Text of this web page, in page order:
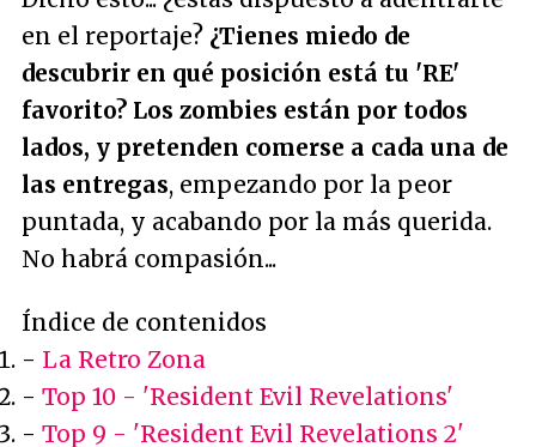
en el reportaje? ¿Tienes miedo de
descubrir en qué posición está tu 'RE'
favorito? Los zombies están por todos
lados, y pretenden comerse a cada una de
las entregas, empezando por la peor
puntada, y acabando por la más querida.
No habrá compasión...
Índice de contenidos
- La Retro Zona
- Top 10 - 'Resident Evil Revelations'
- Top 9 - 'Resident Evil Revelations 2'